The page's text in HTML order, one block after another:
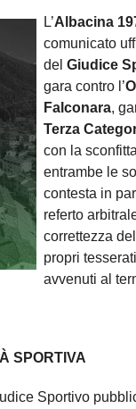
L’Albacina
comunicato
del Giudice
gara contro l’
Falconara,
Terza
con la
entrambe le
contesta in
referto
correttezza
propri
avvenuti al
SPORTIVA
Sportivo